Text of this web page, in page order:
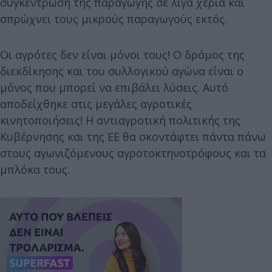
σπρώχνει τους μικρούς παραγωγούς εκτός.
Οι αγρότες δεν είναι μόνοι τους! Ο δρόμος της
διεκδίκησης και του συλλογικού αγώνα είναι ο
μόνος που μπορεί να επιβάλει λύσεις. Αυτό
αποδείχθηκε στις μεγάλες αγροτικές
κινητοποιήσεις! Η αντιαγροτική πολιτικής της
Κυβέρνησης και της ΕΕ θα σκοντάφτει πάντα πάνω
στους αγωνιζόμενους αγροτοκτηνοτρόφους και τα
μπλόκα τους.